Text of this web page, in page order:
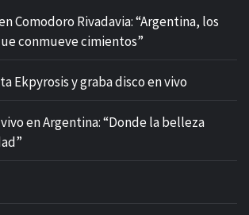
Comodoro Rivadavia: “Argentina, los
conmueve cimientos”
Ekpyrosis y graba disco en vivo
en Argentina: “Donde la belleza